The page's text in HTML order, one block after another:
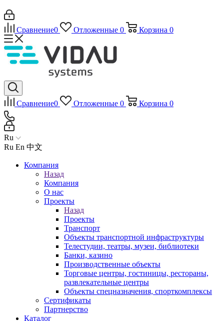
Сравнение0 Отложенные 0 Корзина 0
Сравнение0 Отложенные 0 Корзина 0
Ru
Ru En 中文
Компания
Назад
Компания
О нас
Проекты
Назад
Проекты
Транспорт
Объекты транспортной инфраструктуры
Телестудии, театры, музеи, библиотеки
Банки, казино
Производственные объекты
Торговые центры, гостиницы, рестораны,
развлекательные центры
Объекты спецназначения, спорткомплексы
Сертификаты
Партнерство
Каталог